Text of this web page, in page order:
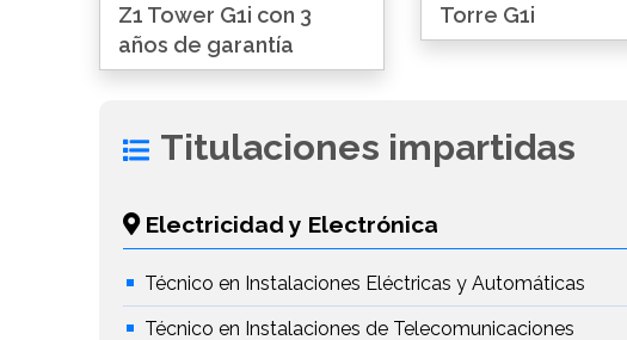
Z1 Tower G1i con 3
años de garantía
Torre G1i
Titulaciones impartidas
Electricidad y Electrónica
Técnico en Instalaciones Eléctricas y Automáticas
Técnico en Instalaciones de Telecomunicaciones